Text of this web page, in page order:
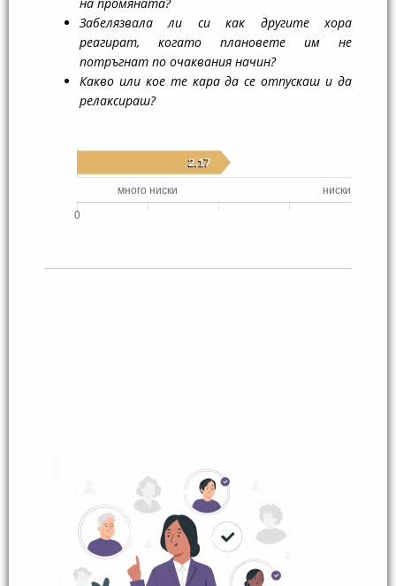
Забелязвала ли си как другите хора
реагират, когато плановете им не
потръгнат по очаквания начин?
Какво или кое те кара да се отпускаш и да
релаксираш?